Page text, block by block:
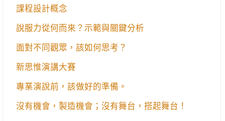
課程設計概念
說服力從何而來？示範與關鍵分析
面對不同觀眾，該如何思考？
新思惟演講大賽
專業演說前，該做好的準備。
沒有機會，製造機會；沒有舞台，搭起舞台！